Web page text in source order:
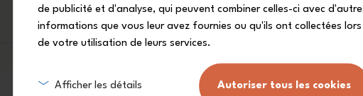
de publicité et d'analyse, qui peuvent combiner celles-ci avec
informations que vous leur avez fournies ou qu'ils ont collectées lors
de votre utilisation de leurs services.
Autoriser tous les cookies
Afficher les détails